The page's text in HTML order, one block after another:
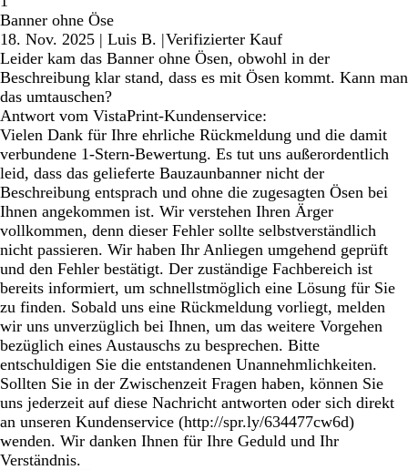
Banner ohne Öse
18. Nov. 2025 | Luis B. |Verifizierter Kauf
Leider kam das Banner ohne Ösen, obwohl in der
Beschreibung klar stand, dass es mit Ösen kommt. Kann man
das umtauschen?
Antwort vom VistaPrint-Kundenservice:
Vielen Dank für Ihre ehrliche Rückmeldung und die damit
verbundene 1-Stern-Bewertung. Es tut uns außerordentlich
leid, dass das gelieferte Bauzaunbanner nicht der
Beschreibung entsprach und ohne die zugesagten Ösen bei
Ihnen angekommen ist. Wir verstehen Ihren Ärger
vollkommen, denn dieser Fehler sollte selbstverständlich
nicht passieren. Wir haben Ihr Anliegen umgehend geprüft
und den Fehler bestätigt. Der zuständige Fachbereich ist
bereits informiert, um schnellstmöglich eine Lösung für Sie
zu finden. Sobald uns eine Rückmeldung vorliegt, melden
wir uns unverzüglich bei Ihnen, um das weitere Vorgehen
bezüglich eines Austauschs zu besprechen. Bitte
entschuldigen Sie die entstandenen Unannehmlichkeiten.
Sollten Sie in der Zwischenzeit Fragen haben, können Sie
uns jederzeit auf diese Nachricht antworten oder sich direkt
an unseren Kundenservice (http://spr.ly/634477cw6d)
wenden. Wir danken Ihnen für Ihre Geduld und Ihr
Verständnis.